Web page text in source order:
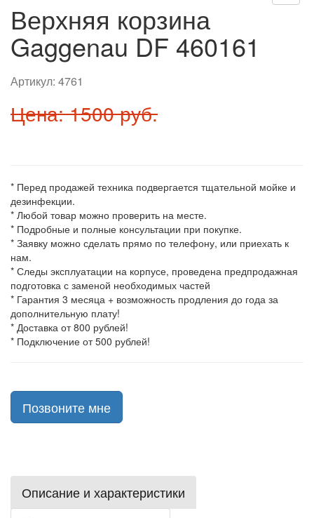
Верхняя корзина
Gaggenau DF 460161
Артикул: 4761
Цена: 1500 руб.
* Перед продажей техника подвергается тщательной мойке и
дезинфекции.
* Любой товар можно проверить на месте.
* Подробные и полные консультации при покупке.
* Заявку можно сделать прямо по телефону, или приехать к
нам.
* Следы эксплуатации на корпусе, проведена предпродажная
подготовка с заменой необходимых частей
* Гарантия 3 месяца + возможность продления до года за
дополнительную плату!
* Доставка от 800 рублей!
* Подключение от 500 рублей!
Позвоните мне
Описание и характеристики